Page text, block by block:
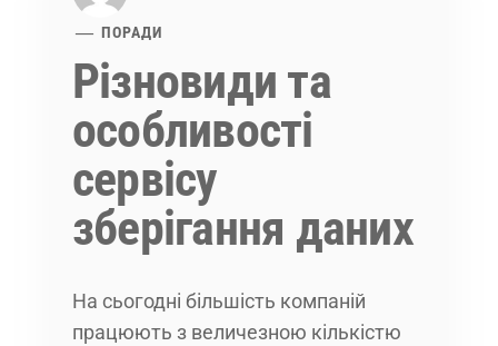
ПОРАДИ
Різновиди та
особливості
сервісу
зберігання даних
На сьогодні більшість компаній
працюють з величезною кількістю